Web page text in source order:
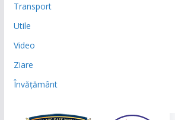
Transport
Utile
Video
Ziare
Învățământ